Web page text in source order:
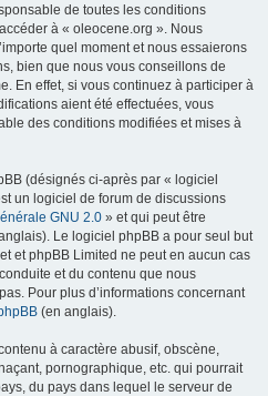
de toutes les conditions
à « oleocene.org ». Nous
quel moment et nous essaierons
bien que nous vous conseillons de
En effet, si vous continuez à participer à
aient été effectuées, vous
des conditions modifiées et mises à
(désignés ci-après par « logiciel
un logiciel de forum de discussions
GNU 2.0 » et qui peut être
Le logiciel phpBB a pour seul but
et phpBB Limited ne peut en aucun cas
et du contenu que nous
Pour plus d’informations concernant
(en anglais).
à caractère abusif, obscène,
pornographique, etc. qui pourrait
du pays dans lequel le serveur de